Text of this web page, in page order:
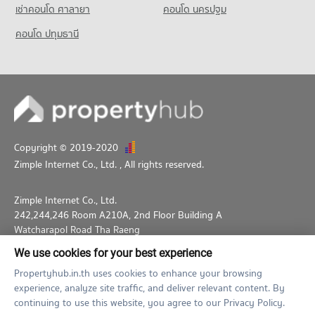
เช่าคอนโด ศาลายา
คอนโด นครปฐม
คอนโด ปทุมธานี
Copyright © 2019-2020
Zimple Internet Co., Ltd. , All rights reserved.
Zimple Internet Co., Ltd.
242,244,246 Room A210A, 2nd Floor Building A
Watcharapol Road Tha Raeng
Bang Khen Bangkok 10230
02-026-3049
support@propertyhub.in.th
Term of Service
Privacy Policy Contact
We use cookies for your best experience
Propertyhub.in.th uses cookies to enhance your browsing
experience, analyze site traffic, and deliver relevant content. By
continuing to use this website, you agree to our Privacy Policy.